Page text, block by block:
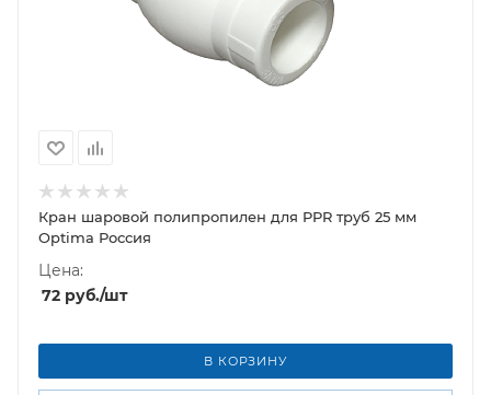
Кран шаровой полипропилен для PPR труб 25 мм
Optima Россия
Цена:
72 руб./шт
В КОРЗИНУ